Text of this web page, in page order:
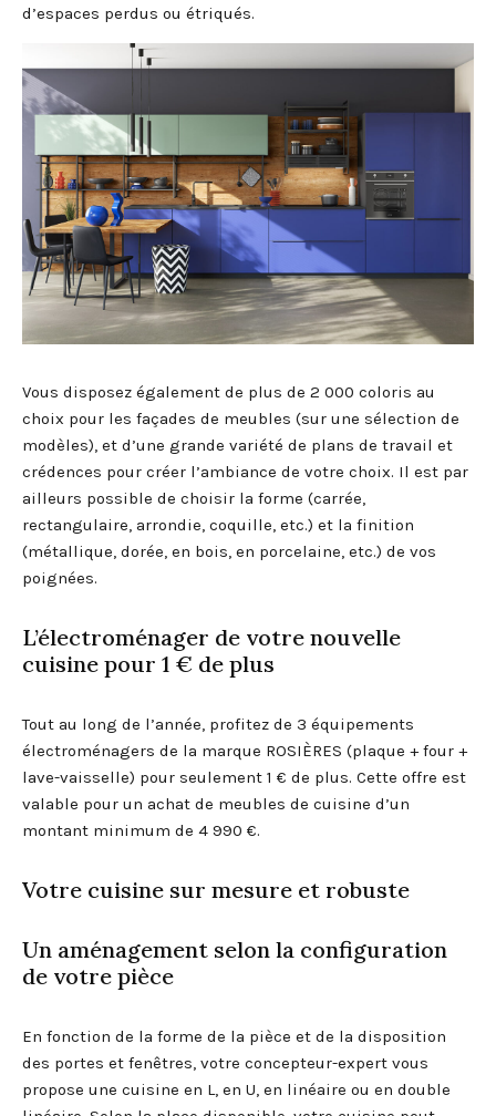
d’espaces perdus ou étriqués.
Vous disposez également de plus de 2 000 coloris au
choix pour les façades de meubles (sur une sélection de
modèles), et d’une grande variété de plans de travail et
crédences pour créer l’ambiance de votre choix. Il est par
ailleurs possible de choisir la forme (carrée,
rectangulaire, arrondie, coquille, etc.) et la finition
(métallique, dorée, en bois, en porcelaine, etc.) de vos
poignées.
L’électroménager de votre nouvelle
cuisine pour 1 € de plus
Tout au long de l’année, profitez de 3 équipements
électroménagers de la marque ROSIÈRES (plaque + four +
lave-vaisselle) pour seulement 1 € de plus. Cette offre est
valable pour un achat de meubles de cuisine d’un
montant minimum de 4 990 €.
Votre cuisine sur mesure et robuste
Un aménagement selon la configuration
de votre pièce
En fonction de la forme de la pièce et de la disposition
des portes et fenêtres, votre concepteur-expert vous
propose une cuisine en L, en U, en linéaire ou en double